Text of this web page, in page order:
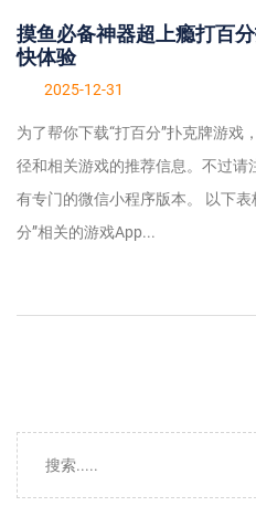
摸鱼必备神器超上瘾打百
快体验
2025-12-31
为了帮你下载“打百分”扑克牌游戏
径和相关游戏的推荐信息。不过请
有专门的微信小程序版本。 以下
分”相关的游戏App...